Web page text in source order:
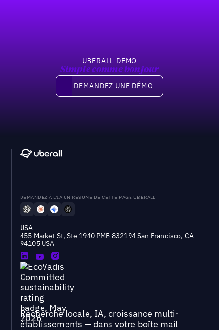
UBERALL DEMO
Simple comme bonjour
Demandez une démo
DEMANDEZ UNE DÉMO
DEMANDEZ À L'IA UN RÉSUMÉ DE CETTE PAGE UBERALL
USA
455 Market St, Ste 1940 PMB 832194 San Francisco, CA
94105 USA
Recherche locale, IA, croissance multi-
établissements — dans votre boîte mail